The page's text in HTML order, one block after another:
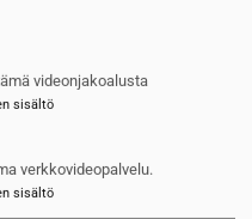
videonjakoalusta
sisältö
verkkovideopalvelu.
sisältö